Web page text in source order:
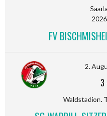
FV
2.
3
Waldstadion.